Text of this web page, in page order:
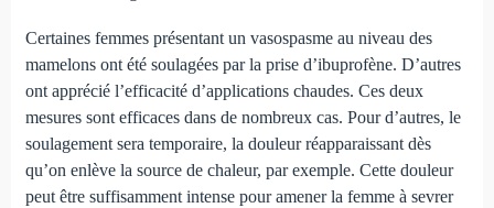
Certaines femmes présentant un vasospasme au niveau des
mamelons ont été soulagées par la prise d’ibuprofène. D’autres
ont apprécié l’efficacité d’applications chaudes. Ces deux
mesures sont efficaces dans de nombreux cas. Pour d’autres, le
soulagement sera temporaire, la douleur réapparaissant dès
qu’on enlève la source de chaleur, par exemple. Cette douleur
peut être suffisamment intense pour amener la femme à sevrer